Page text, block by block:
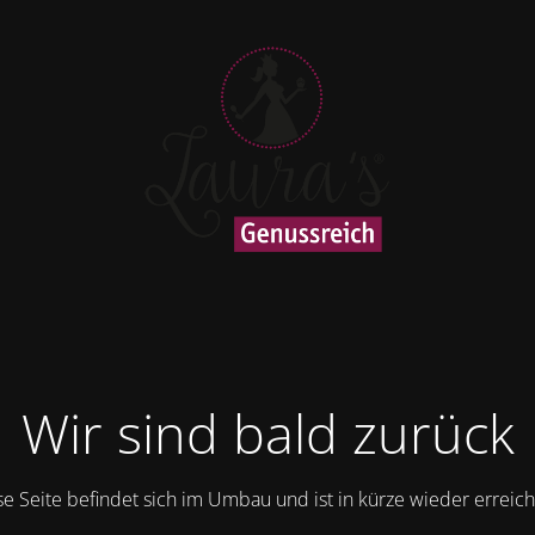
Wir sind bald zurück
Seite befindet sich im Umbau und ist in kürze wieder